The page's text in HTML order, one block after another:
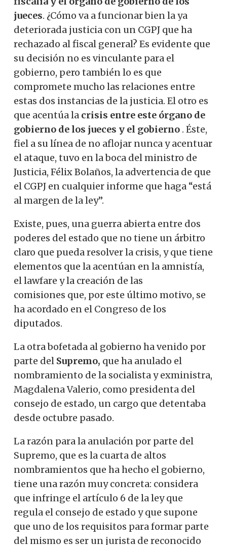
jueces. ¿Cómo va a funcionar bien la ya
deteriorada justicia con un CGPJ que ha
rechazado al fiscal general? Es evidente que
su decisión no es vinculante para el
gobierno, pero también lo es que
compromete mucho las relaciones entre
estas dos instancias de la justicia. El otro es
que acentúa la crisis entre este órgano de
gobierno de los jueces y el gobierno . Éste,
fiel a su línea de no aflojar nunca y acentuar
el ataque, tuvo en la boca del ministro de
Justicia, Félix Bolaños, la advertencia de que
el CGPJ en cualquier informe que haga “está
al margen de la ley”.
Existe, pues, una guerra abierta entre dos
poderes del estado que no tiene un árbitro
claro que pueda resolver la crisis, y que tiene
elementos que la acentúan en la amnistía,
el lawfare y la creación de las
comisiones que, por este último motivo, se
ha acordado en el Congreso de los
diputados.
La otra bofetada al gobierno ha venido por
parte del Supremo, que ha anulado el
nombramiento de la socialista y exministra,
Magdalena Valerio, como presidenta del
consejo de estado, un cargo que detentaba
desde octubre pasado.
La razón para la anulación por parte del
Supremo, que es la cuarta de altos
nombramientos que ha hecho el gobierno,
tiene una razón muy concreta: considera
que infringe el artículo 6 de la ley que
regula el consejo de estado y que supone
que uno de los requisitos para formar parte
del mismo es ser un jurista de reconocido